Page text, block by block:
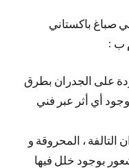
صباغ باكستاني
ب :
على الجدران بطرق
أي أثر عبر فني
التالفة ، المحروقة و
بوجود خلل فيها